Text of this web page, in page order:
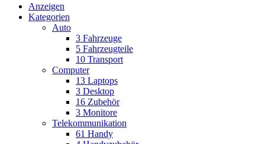
Anzeigen
Kategorien
Auto
3 Fahrzeuge
5 Fahrzeugteile
10 Transport
Computer
13 Laptops
3 Desktop
16 Zubehör
3 Monitore
Telekommunikation
61 Handy